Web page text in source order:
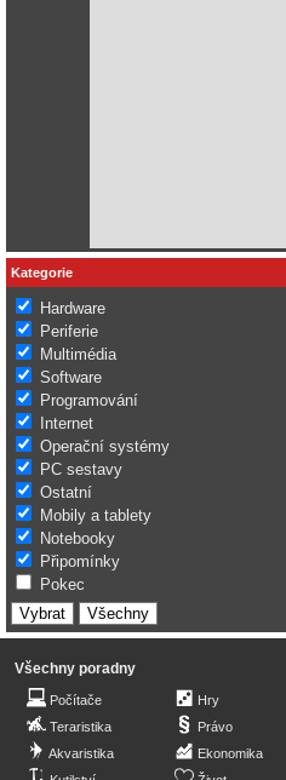
Kategorie
Hardware
Periferie
Multimédia
Software
Programování
Internet
Operační systémy
PC sestavy
Ostatní
Mobily a tablety
Notebooky
Připomínky
Pokec
Všechny poradny
Počítače
Teraristika
Akvaristika
Hry
Právo
Ekonomika